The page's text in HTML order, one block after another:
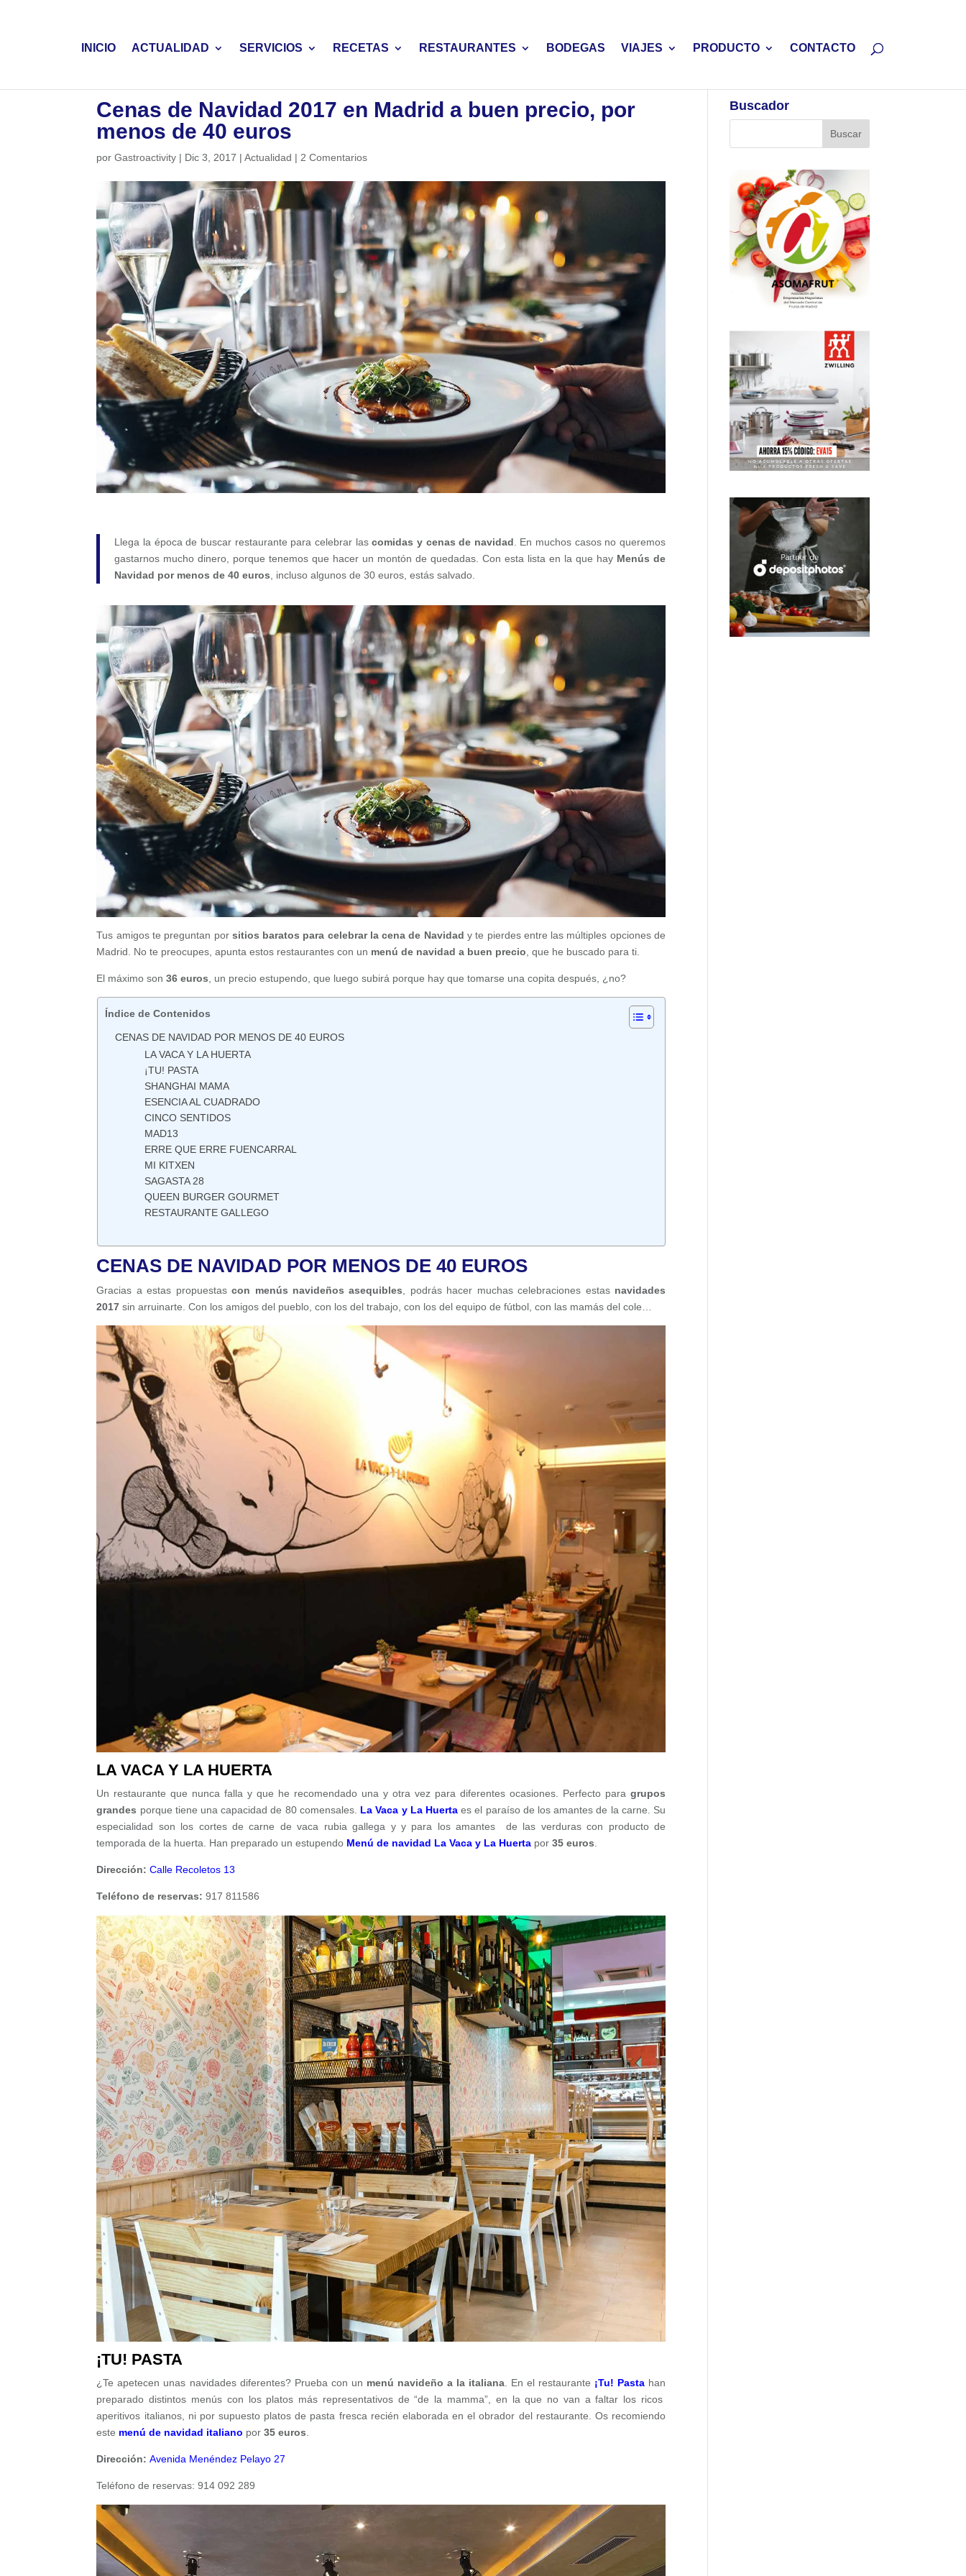
INICIO ACTUALIDAD SERVICIOS RECETAS RESTAURANTES BODEGAS VIAJES PRODUCTO CONTACTO
Cenas de Navidad 2017 en Madrid a buen precio, por
menos de 40 euros
porGastroactivity | Dic 3, 2017 |Actualidad | 2 Comentarios
Llega la época de buscar restaurante para celebrar lascomidas y cenas de navidad . En muchos casos no queremos
gastarnos mucho dinero, porque tenemos que hacer un montón de quedadas. Con esta lista en la que hay Menús de
Navidad por menos de 40 euros , incluso algunos de 30 euros, estás salvado.
Tus amigos te preguntan por sitios baratos para celebrar la cena de Navidady te pierdes entre las múltiples opciones de
Madrid. No te preocupes, apunta estos restaurantes con un menú de navidad a buen precio, que he buscado para ti.
El máximo son36 euros, un precio estupendo, que luego subirá porque hay que tomarse una copita después, ¿no?
Índice de Contenidos
CENAS DE NAVIDAD POR MENOS DE 40 EUROS
LA VACA Y LA HUERTA
¡TU! PASTA
SHANGHAI MAMA
ESENCIA AL CUADRADO
CINCO SENTIDOS
MAD13
ERRE QUE ERRE FUENCARRAL
MI KITXEN
SAGASTA 28
QUEEN BURGER GOURMET
RESTAURANTE GALLEGO
CENAS DE NAVIDAD POR MENOS DE 40 EUROS
Gracias a estas propuestascon menús navideños asequibles, podrás hacer muchas celebraciones estas navidades
2017 sin arruinarte. Con los amigos del pueblo, con los del trabajo, con los del equipo de fútbol, con las mamás del cole…
LA VACA Y LA HUERTA
Un restaurante que nunca falla y que he recomendado una y otra vez para diferentes ocasiones. Perfecto paragrupos
grandes porque tiene una capacidad de 80 comensales. La Vaca y La Huertaes el paraíso de los amantes de la carne. Su
especialidad son los cortes de carne de vaca rubia gallega y y para los amantes de las verduras con producto de
temporada de la huerta. Han preparado un estupendo Menú de navidad La Vaca y La Huerta por35 euros
Dirección:Calle Recoletos 13
Teléfono de reservas:917 811586
¡TU! PASTA
¿Te apetecen unas navidades diferentes? Prueba con un menú navideño a la italiana. En el restaurante ¡Tu! Pasta han
preparado distintos menús con los platos más representativos de “de la mamma”, en la que no van a faltar los ricos
aperitivos italianos, ni por supuesto platos de pasta fresca recién elaborada en el obrador del restaurante. Os recomiendo
este menú de navidad italiano por35 euros
Dirección:Avenida Menéndez Pelayo 27
Teléfono de reservas: 914 092 289
Buscador